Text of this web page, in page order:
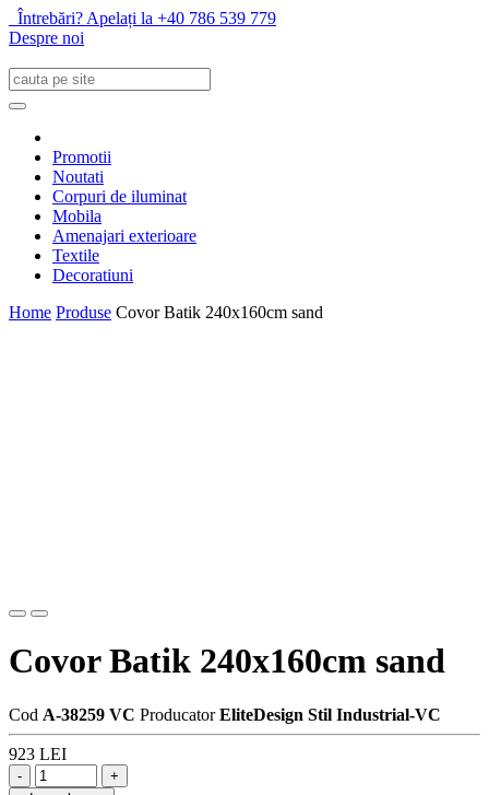
Întrebări? Apelați la +40 786 539 779
Despre noi
Promotii
Noutati
Corpuri de iluminat
Mobila
Amenajari exterioare
Textile
Decoratiuni
Home Produse Covor Batik 240x160cm sand
Covor Batik 240x160cm sand
Cod A-38259 VC Producator EliteDesign Stil Industrial-VC
923 LEI